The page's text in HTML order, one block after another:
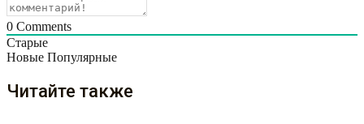
0 Comments
Старые
Новые Популярные
Читайте также